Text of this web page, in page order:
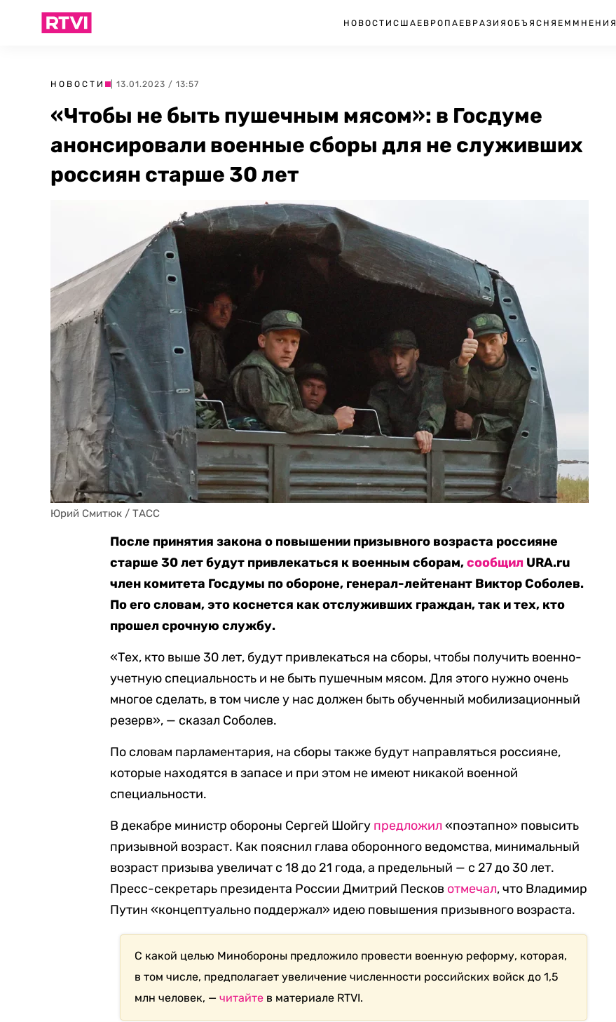
НОВОСТИ США ЕВРОПА ЕВРАЗИЯ ОБЪЯСНЯЕМ МНЕНИЯ
НОВОСТИ | 13.01.2023 / 13:57
«Чтобы не быть пушечным мясом»: в Госдуме
анонсировали военные сборы для не служивших
россиян старше 30 лет
Юрий Смитюк / ТАСС
После принятия закона о повышении призывного возраста россияне
старше 30 лет будут привлекаться к военным сборам,сообщил URA.ru
член комитета Госдумы по обороне, генерал-лейтенант Виктор Соболев.
По его словам, это коснется как отслуживших граждан, так и тех, кто
прошел срочную службу.
«Тех, кто выше 30 лет, будут привлекаться на сборы, чтобы получить военно-
учетную специальность и не быть пушечным мясом. Для этого нужно очень
многое сделать, в том числе у нас должен быть обученный мобилизационный
резерв», — сказал Соболев.
По словам парламентария, на сборы также будут направляться россияне,
которые находятся в запасе и при этом не имеют никакой военной
специальности.
В декабре министр обороны Сергей Шойгу предложил «поэтапно» повысить
призывной возраст. Как пояснил глава оборонного ведомства, минимальный
возраст призыва увеличат с 18 до 21 года, а предельный — с 27 до 30 лет.
Пресс-секретарь президента России Дмитрий Песков отмечал, что Владимир
Путин «концептуально поддержал» идею повышения призывного возраста.
С какой целью Минобороны предложило провести военную реформу, которая,
в том числе, предполагает увеличение численности российских войск до 1,5
млн человек, —читайте в материале RTVI.